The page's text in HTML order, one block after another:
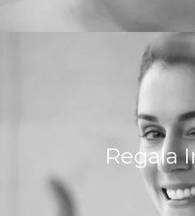
Regala
Más